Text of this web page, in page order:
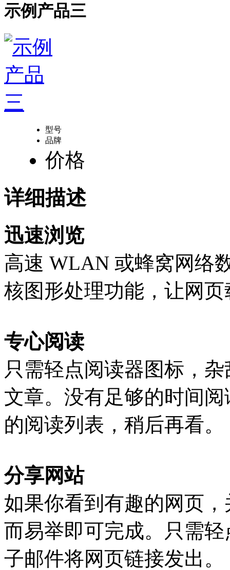
示例产品三
型号
品牌
价格
详细描述
迅速浏览
高速 WLAN 或蜂窝网络
核图形处理功能，让网
专心阅读
只需轻点阅读器图标，
文章。没有足够的时间
的阅读列表，稍后再看。
分享网站
如果你看到有趣的网页
而易举即可完成。只需
子邮件将网页链接发出。